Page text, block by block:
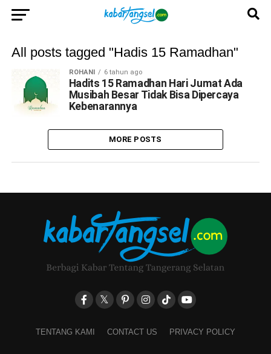
All posts tagged "Hadis 15 Ramadhan"
ROHANI 6 tahun ago
Hadits 15 Ramadhan Hari Jumat Ada
Musibah Besar Tidak Bisa Dipercaya
Kebenarannya
MORE POSTS
TENTANG KAMI CONTACT US PRIVACY POLICY